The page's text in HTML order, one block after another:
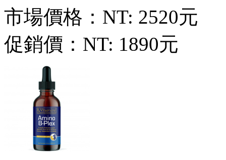
市場價格： NT: 2520元
促銷價： NT: 1890元